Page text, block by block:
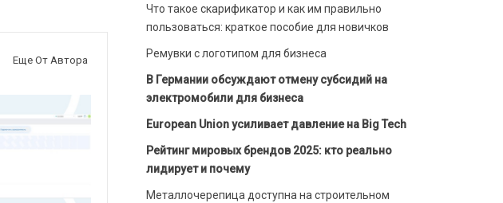
Еще От Автора
Что такое скарификатор и как им правильно
пользоваться: краткое пособие для новичков
Ремувки с логотипом для бизнеса
В Германии обсуждают отмену субсидий на
электромобили для бизнеса
European Union усиливает давление на Big Tech
Рейтинг мировых брендов 2025: кто реально
лидирует и почему
Металлочерепица доступна на строительном